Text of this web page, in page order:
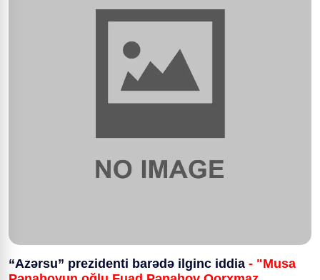
“Azərsu” prezidenti barədə ilginc iddia - "Musa